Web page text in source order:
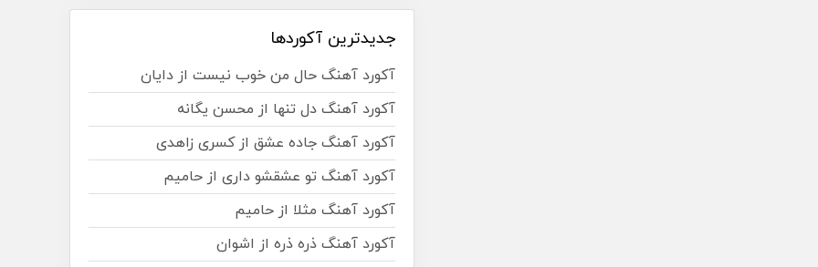
جدیدترین آکوردها
آکورد آهنگ حال من خوب نیست از دایان
آکورد آهنگ دل تنها از محسن یگانه
آکورد آهنگ جاده عشق از کسری زاهدی
آکورد آهنگ تو عشقشو داری از حامیم
آکورد آهنگ مثلا از حامیم
آکورد آهنگ ذره ذره از اشوان